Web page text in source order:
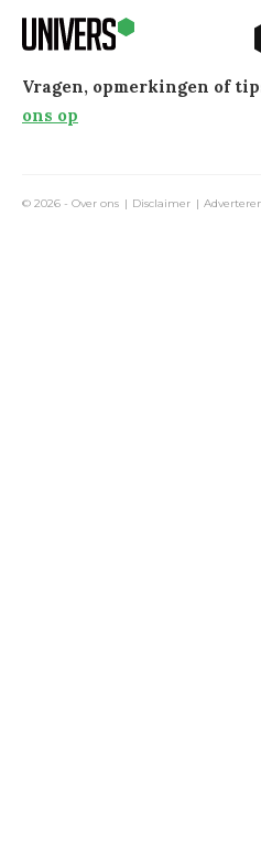
Vragen, opmerkingen of
ons op
© 2026 - Over ons Disclaimer